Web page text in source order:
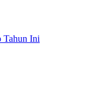
Tahun Ini